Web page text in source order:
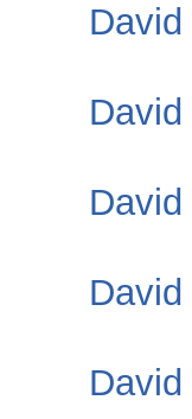
David
David
David
David
David